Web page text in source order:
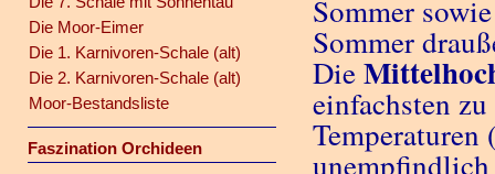
Die Moor-Eimer
Die 1. Karnivoren-Schale (alt)
Die 2. Karnivoren-Schale (alt)
Moor-Bestandsliste
Faszination Orchideen
Sommer
Sommer
Die
einfachsten
Temperaturen
unempfindlich